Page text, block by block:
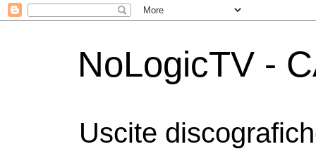
NoLogicTV -
Uscite